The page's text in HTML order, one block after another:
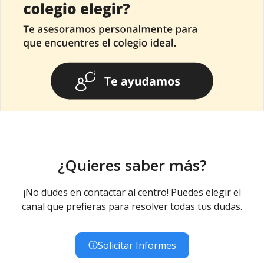
¿Quieres saber más?
¡No dudes en contactar al centro! Puedes elegir el
canal que prefieras para resolver todas tus dudas.
Solicitar Informes